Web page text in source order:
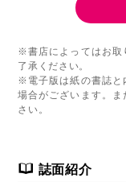
※書店によってはお取
了承ください。
※電子版は紙の書誌と
場合がございます。
さい。
誌面紹介